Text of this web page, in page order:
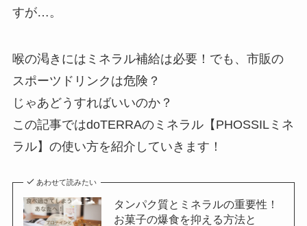
すが…。
喉の渇きにはミネラル補給は必要！でも、市販の
スポーツドリンクは危険？
じゃあどうすればいいのか？
この記事ではdoTERRAのミネラル【PHOSSILミネ
ラル】の使い方を紹介していきます！
あわせて読みたい
タンパク質とミネラルの重要性！
お菓子の爆食を抑える方法と